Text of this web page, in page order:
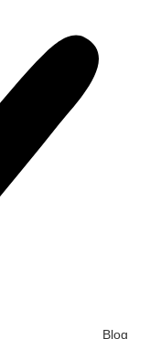
Blog